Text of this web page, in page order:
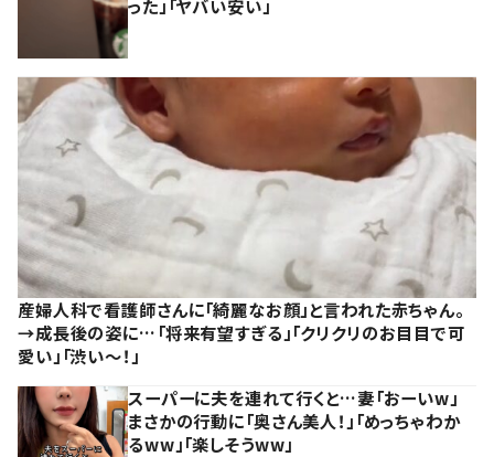
った」「ヤバい安い」
産婦人科で看護師さんに「綺麗なお顔」と言われた赤ちゃん。
→成長後の姿に…「将来有望すぎる」「クリクリのお目目で可
愛い」「渋い～！」
スーパーに夫を連れて行くと…妻「おーいw」
まさかの行動に「奥さん美人！」「めっちゃわか
るww」「楽しそうww」